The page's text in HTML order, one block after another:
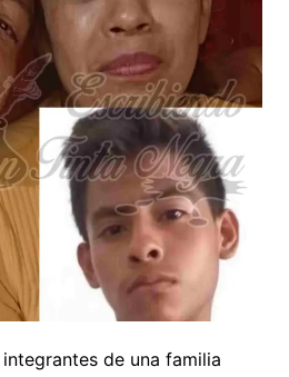
integrantes de una familia